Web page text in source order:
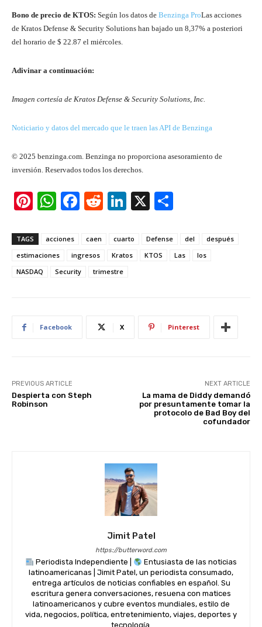
Bono de precio de KTOS: Según los datos de Benzinga ProLas acciones
de Kratos Defense & Security Solutions han bajado un 8,37% a posteriori
del horario de $ 22.87 el miércoles.
Adivinar a continuación:
Imagen cortesía de Kratos Defense & Security Solutions, Inc.
Noticiario y datos del mercado que le traen las API de Benzinga
© 2025 benzinga.com. Benzinga no proporciona asesoramiento de
inversión. Reservados todos los derechos.
Pi
er
e
st
W
at
s
A
F
c
e
b
R
d
di
t
Li
k
e
X
ar
e
TAGS acciones caen cuarto Defense del
después
estimaciones
ingresos Kratos KTOS Las
los
NASDAQ
Security trimestre
Facebook X Pinterest
PREVIOUS ARTICLE
Despierta con Steph
Robinson
NEXT ARTICLE
La mama de Diddy demandó
por presuntamente tomar la
protocolo de Bad Boy del
cofundador
Jimit Patel
https://butterword.com
Periodista Independiente |
Entusiasta de las noticias
latinoamericanas | Jimit Patel, un periodista consumado,
entrega artículos de noticias confiables en español. Su
escritura genera conversaciones, resuena con matices
latinoamericanos y cubre eventos mundiales, estilo de
vida, negocios, política, entretenimiento, viajes, deportes y
tecnología.